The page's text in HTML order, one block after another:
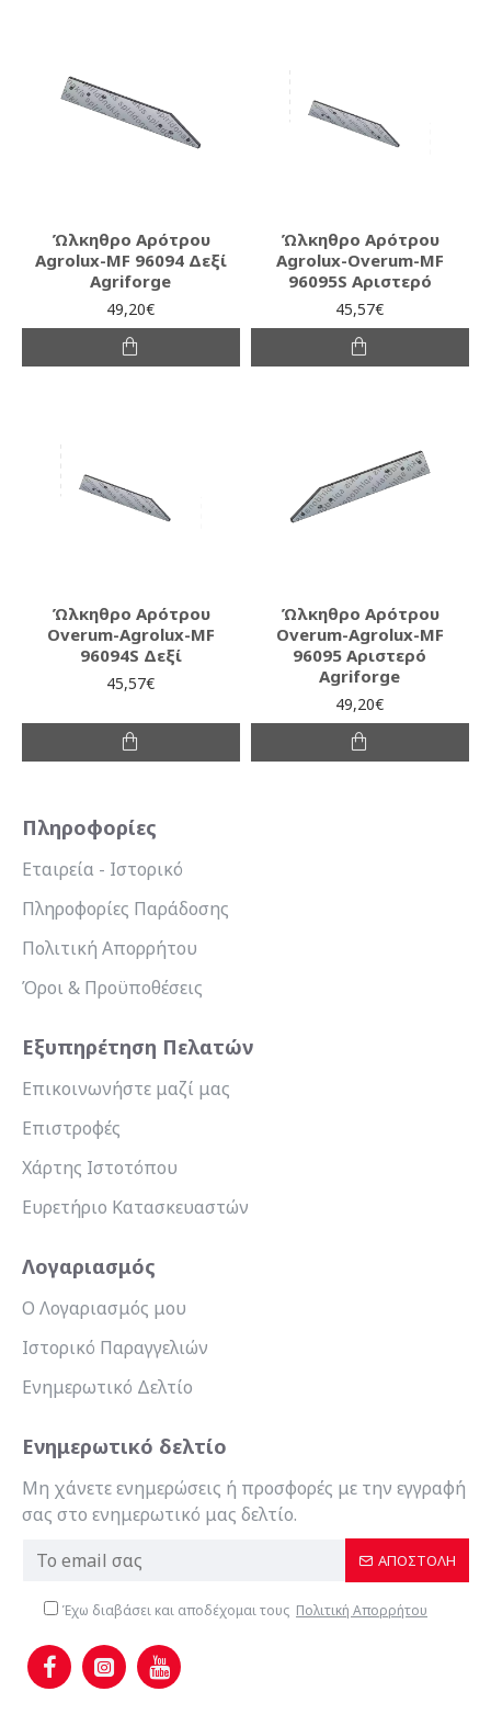
Ώλκηθρο Αρότρου
Agrolux-MF 96094 Δεξί
Agriforge
49,20€
Ώλκηθρο Αρότρου
Agrolux-Overum-MF
96095S Αριστερό
45,57€
Ώλκηθρο Αρότρου
Overum-Agrolux-MF
96094S Δεξί
45,57€
Ώλκηθρο Αρότρου
Overum-Agrolux-MF
96095 Αριστερό
Agriforge
49,20€
Πληροφορίες
Εταιρεία - Ιστορικό
Πληροφορίες Παράδοσης
Πολιτική Απορρήτου
Όροι & Προϋποθέσεις
Εξυπηρέτηση Πελατών
Επικοινωνήστε μαζί μας
Επιστροφές
Χάρτης Ιστοτόπου
Ευρετήριο Κατασκευαστών
Λογαριασμός
Ο Λογαριασμός μου
Ιστορικό Παραγγελιών
Ενημερωτικό Δελτίο
Ενημερωτικό δελτίο
Μη χάνετε ενημερώσεις ή προσφορές με την εγγραφή
σας στο ενημερωτικό μας δελτίο.
ΑΠΟΣΤΟΛΉ
Έχω διαβάσει και αποδέχομαι τους Πολιτική Απορρήτου